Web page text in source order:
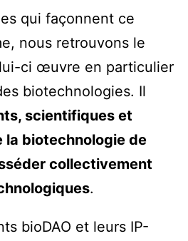
qui façonnent ce
nous retrouvons le
ci œuvre en particulier
biotechnologies. Il
scientifiques et
la biotechnologie de
collectivement
.
bioDAO et leurs IP-